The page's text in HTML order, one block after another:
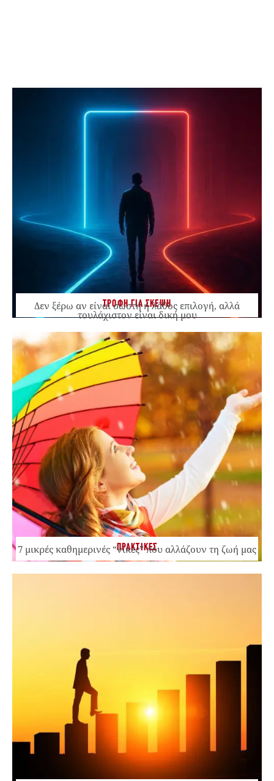
ΤΡΟΦΗ ΓΙΑ ΣΚΕΨΗ
Δεν ξέρω αν είναι σωστή ή λάθος επιλογή, αλλά
τουλάχιστον είναι δική μου
ΠΡΑΚΤΙΚΕΣ
7 μικρές καθημερινές “νίκες” που αλλάζουν τη ζωή μας